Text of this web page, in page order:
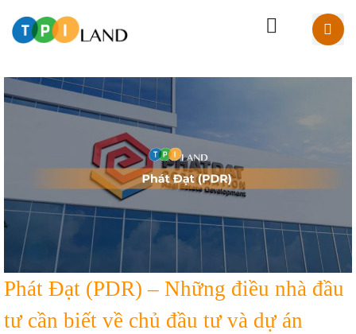
Phát Đạt (PDR) – Những điều nhà đầu
tư cần biết về chủ đầu tư và dự án